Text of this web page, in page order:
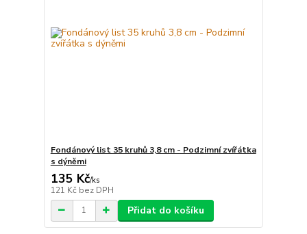
Fondánový list 35 kruhů 3,8 cm - Podzimní zvířátka
s dýněmi
135 Kč/ks
121 Kč bez DPH
Přidat do košíku